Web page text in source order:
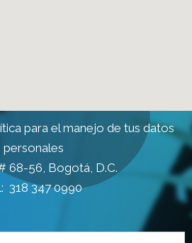
para el manejo de tus datos
personales
68-56, Bogotá, D.C.
318 347 0990